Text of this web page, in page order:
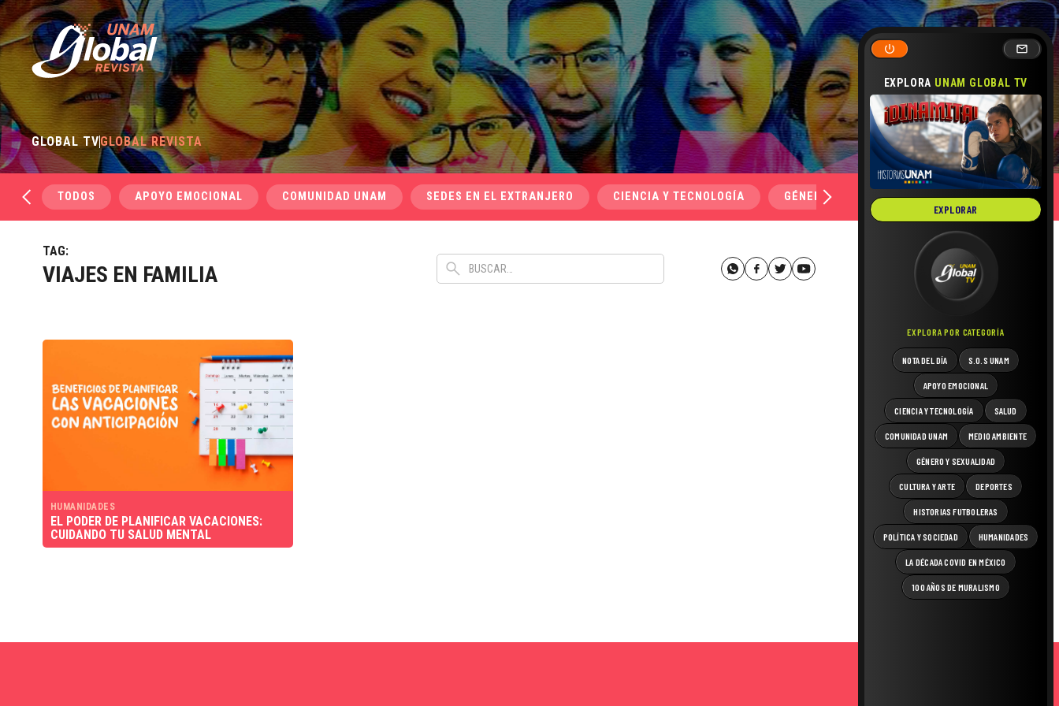
EXPLORA UNAM GLOBAL TV
EXPLORAR
EXPLORA POR CATEGORÍA
NOTA DEL DÍA S.O.S UNAM
APOYO EMOCIONAL
CIENCIA Y TECNOLOGÍA SALUD
COMUNIDAD UNAM MEDIO AMBIENTE
GÉNERO Y SEXUALIDAD
CULTURA Y ARTE DEPORTES
HISTORIAS FUTBOLERAS
POLÍTICA Y SOCIEDAD HUMANIDADES
LA DÉCADA COVID EN MÉXICO
100 AÑOS DE MURALISMO
GLOBAL TVGLOBAL REVISTA
TODOS APOYO EMOCIONAL COMUNIDAD UNAM SEDES EN EL EXTRANJERO CIENCIA Y TECNOLOGÍA GÉNERO Y SEXUALIDAD SALUD
TAG:
VIAJES EN FAMILIA
HUMANIDADES
EL PODER DE PLANIFICAR VACACIONES:
CUIDANDO TU SALUD MENTAL